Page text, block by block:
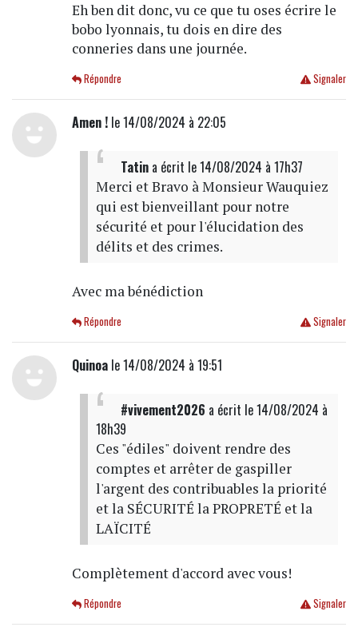
Eh ben dit donc, vu ce que tu oses écrire le
bobo lyonnais, tu dois en dire des
conneries dans une journée.
Signaler
Répondre
Amen !le 14/08/2024 à 22:05
Tatina écrit le 14/08/2024 à 17h37
Merci et Bravo à Monsieur Wauquiez
qui est bienveillant pour notre
sécurité et pour l'élucidation des
délits et des crimes.
Avec ma bénédiction
Signaler
Répondre
Quinoale 14/08/2024 à 19:51
#vivement2026 a écrit le 14/08/2024 à
18h39
Ces "édiles" doivent rendre des
comptes et arrêter de gaspiller
l'argent des contribuables la priorité
et la SÉCURITÉ la PROPRETÉ et la
LAÏCITÉ
Complètement d'accord avec vous!
Signaler
Répondre